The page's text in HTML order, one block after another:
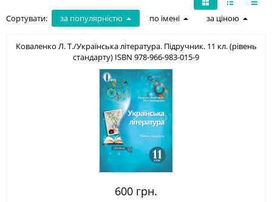
Сортувати: за популярністю по імені за ціною
Коваленко Л. Т./Українська література. Підручник. 11 кл. (рівень
стандарту) ISBN 978-966-983-015-9
600 грн.